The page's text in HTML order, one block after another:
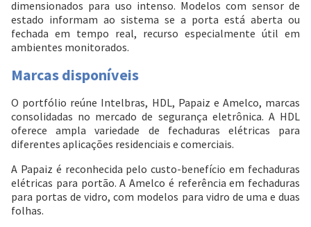
dimensionados para uso intenso. Modelos com sensor de
estado informam ao sistema se a porta está aberta ou
fechada em tempo real, recurso especialmente útil em
ambientes monitorados.
Marcas disponíveis
O portfólio reúne Intelbras, HDL, Papaiz e Amelco, marcas
consolidadas no mercado de segurança eletrônica. A HDL
oferece ampla variedade de fechaduras elétricas para
diferentes aplicações residenciais e comerciais.
A Papaiz é reconhecida pelo custo-benefício em fechaduras
elétricas para portão. A Amelco é referência em fechaduras
para portas de vidro, com modelos para vidro de uma e duas
folhas.